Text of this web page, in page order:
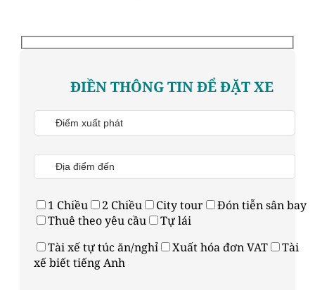
ĐIỀN THÔNG TIN ĐỂ ĐẶT XE
1 Chiều 2 Chiều City tour
Đón tiễn sân bay
Thuê theo yêu cầu
Tự lái
Tài xế tự túc ăn/nghỉ
Xuất hóa đơn VAT
Tài
xế biết tiếng Anh